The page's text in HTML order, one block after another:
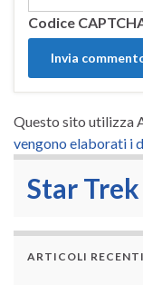
Codice
Questo sito utilizza
vengono elaborati i
Star
ARTICOLI RECENTI